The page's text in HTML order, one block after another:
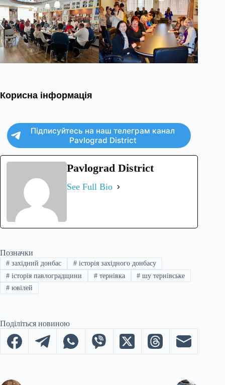
Корисна інформація
Підписуйтесь на наш телеграм канал
Pavlograd District
Pavlograd District
See Full Bio
Позначки
#західний донбас #історія західного донбасу
#історія павлоградщини #тернівка # шу тернівське
#ювілей
Поділіться новиною